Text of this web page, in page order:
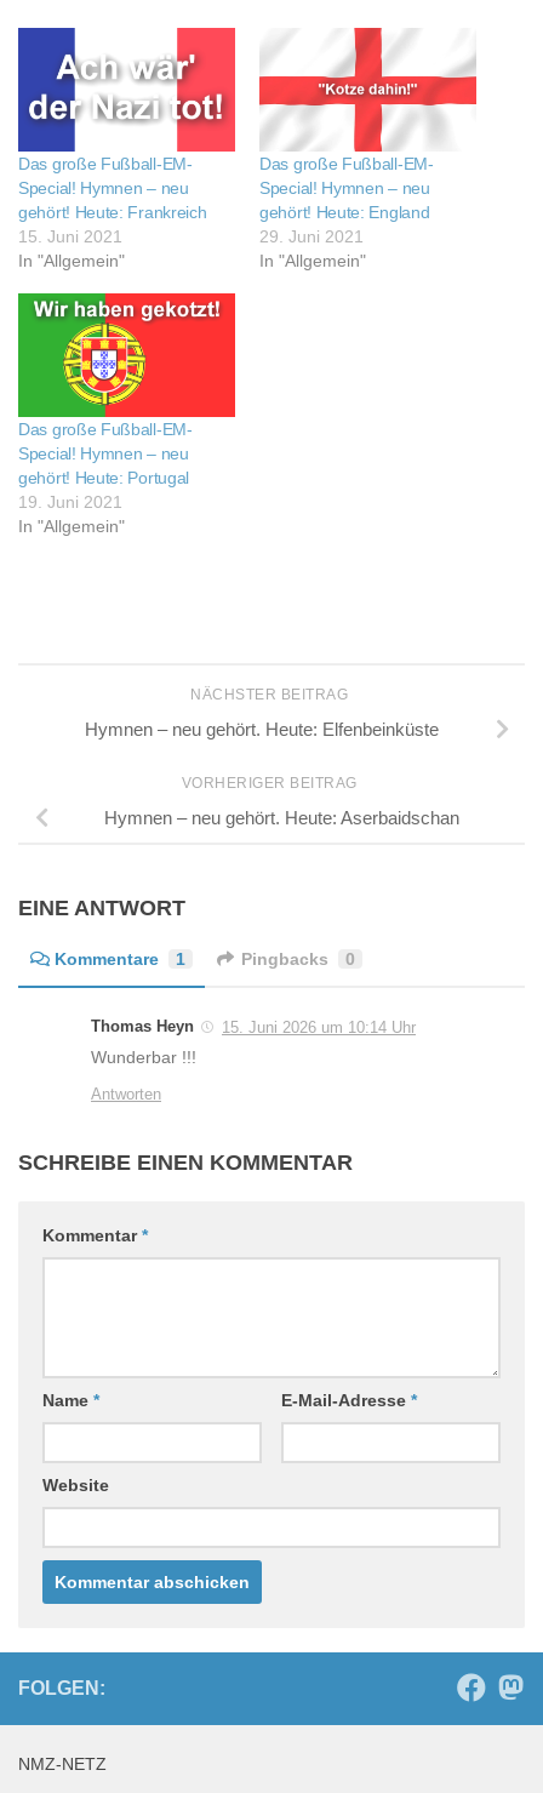
Das große Fußball-EM-
Special! Hymnen – neu
gehört! Heute: Frankreich
15. Juni 2021
In "Allgemein"
Das große Fußball-EM-
Special! Hymnen – neu
gehört! Heute: England
29. Juni 2021
In "Allgemein"
Das große Fußball-EM-
Special! Hymnen – neu
gehört! Heute: Portugal
19. Juni 2021
In "Allgemein"
NÄCHSTER BEITRAG
Hymnen – neu gehört. Heute: Elfenbeinküste
VORHERIGER BEITRAG
Hymnen – neu gehört. Heute: Aserbaidschan
EINE ANTWORT
Kommentare 1 Pingbacks 0
Thomas Heyn 15. Juni 2026 um 10:14 Uhr
Wunderbar !!!
Antworten
SCHREIBE EINEN KOMMENTAR
Kommentar*
Name * E-Mail-Adresse *
Website
FOLGEN:
NMZ-NETZ